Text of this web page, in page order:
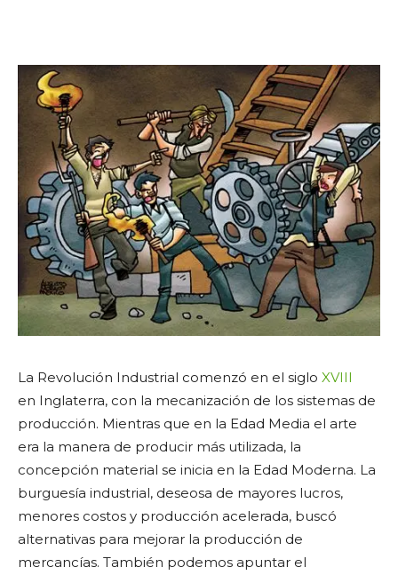
La Revolución Industrial comenzó en el siglo XVIII
en Inglaterra, con la mecanización de los sistemas de
producción. Mientras que en la Edad Media el arte
era la manera de producir más utilizada, la
concepción material se inicia en la Edad Moderna. La
burguesía industrial, deseosa de mayores lucros,
menores costos y producción acelerada, buscó
alternativas para mejorar la producción de
mercancías. También podemos apuntar el